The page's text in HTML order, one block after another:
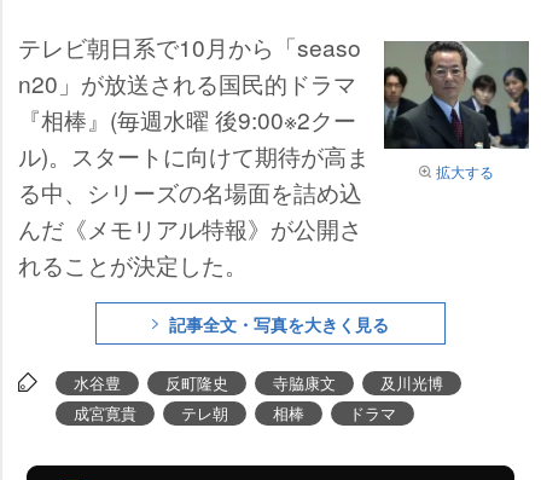
拡大する
テレビ朝日系で10月から「seaso
n20」が放送される国民的ドラマ
『相棒』(毎週水曜 後9:00※2クー
ル)。スタートに向けて期待が高ま
る中、シリーズの名場面を詰め込
んだ《メモリアル特報》が公開さ
れることが決定した。
記事全文・写真を大きく見る
水谷豊 反町隆史 寺脇康文
及川光博
成宮寛貴
テレ朝 相棒 ドラマ